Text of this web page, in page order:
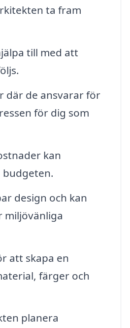
ta fram
till med att
där de ansvarar för
för dig som
kan
design och kan
miljövänliga
att skapa en
färger och
planera